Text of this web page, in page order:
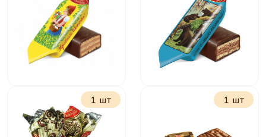
Беби Фокс с
молочной
начинкой
Алёнка
Красная шапочка Мишка косолапый
1 шт 1 шт